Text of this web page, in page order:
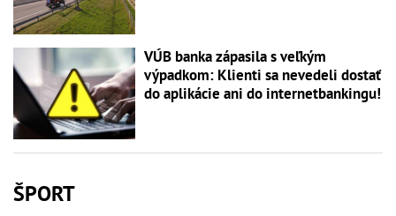
VÚB banka zápasila s veľkým
výpadkom: Klienti sa nevedeli dostať
do aplikácie ani do internetbankingu!
ŠPORT